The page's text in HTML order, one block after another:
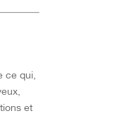
ce qui,
et